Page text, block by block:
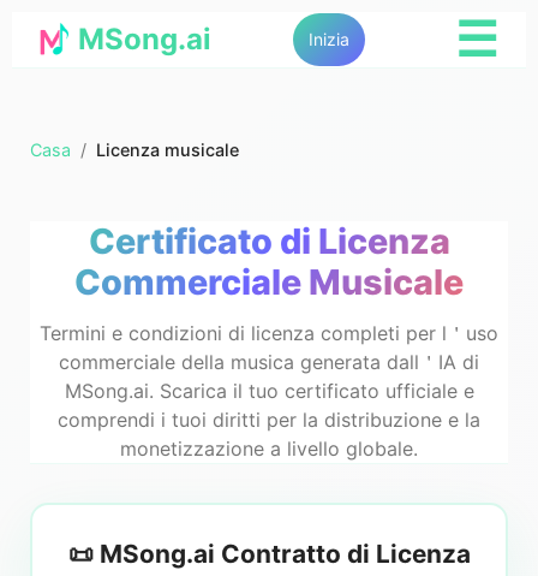
MSong.ai Inizia ☰
Casa / Licenza musicale
Certificato di Licenza
Commerciale Musicale
Termini e condizioni di licenza completi per l＇uso
commerciale della musica generata dall＇IA di
MSong.ai. Scarica il tuo certificato ufficiale e
comprendi i tuoi diritti per la distribuzione e la
monetizzazione a livello globale.
📜 MSong.ai Contratto di Licenza